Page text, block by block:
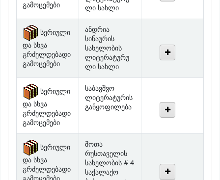
სერიული
და სხვა
გრძელდებადი
გამოცემები
ანდრია
სინაურის
სახელობის
ლიტერატურუ
ლი სახლი
სერიული
და სხვა
გრძელდებადი
გამოცემები
საბავშვო
ლიტერატურის
განყოფილება
სერიული
და სხვა
გრძელდებადი
გამოცემები
რუსთაველის
სახელობის # 4
საქალაქო
ბიბლიოთეკა -
ფილიალი